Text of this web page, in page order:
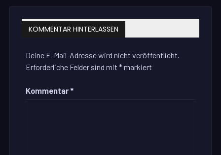
KOMMENTAR HINTERLASSEN
Deine E-Mail-Adresse wird nicht veröffentlicht.
Erforderliche Felder sind mit*markiert
Kommentar *